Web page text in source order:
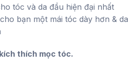
tóc và da đầu hiện đại nhất
bạn một mái tóc dày hơn & da
thích mọc tóc.